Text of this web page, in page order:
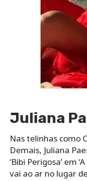
Juliana
Nas telinhas como
Demais, Juliana
‘Bibi Perigosa’ em
vai ao ar no lugar